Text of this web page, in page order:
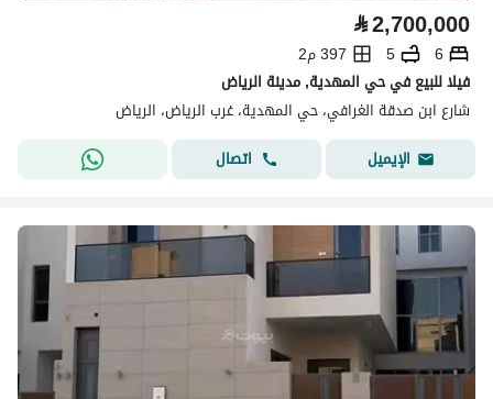
⃁2,700,000
6
5
397 م2
فيلا للبيع في حي المهدية, مدينة الرياض
شارع ابن صدقة الغرافي، حي المهدية، غرب الرياض، الرياض
الإيميل
اتصال